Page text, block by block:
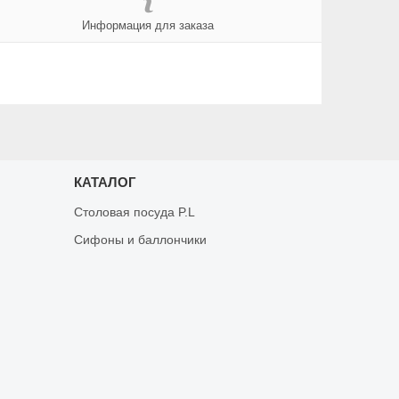
Информация для заказа
КАТАЛОГ
Столовая посуда P.L
Сифоны и баллончики